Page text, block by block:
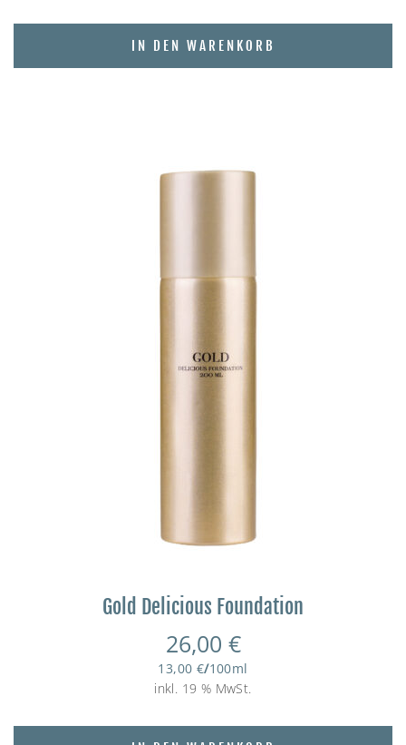
IN DEN WARENKORB
Gold Delicious Foundation
26,00 €
13,00 €/100ml
inkl. 19 % MwSt.